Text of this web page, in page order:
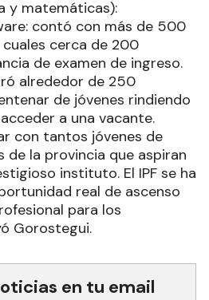
y matemáticas):
contó con más de 500
cerca de 200
de examen de ingreso.
alrededor de 250
de jóvenes rindiendo
a una vacante.
con tantos jóvenes de
de la provincia que aspiran
instituto. El IPF se ha
real de ascenso
para los
Gorostegui.
en tu email